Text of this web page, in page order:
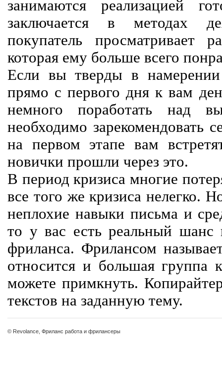
занимаются реализацией
заключается в методах
покупатель просматривает
которая ему больше всего
Если вы тверды в
прямо с первого дня к вам
немного поработать над
необходимо зарекомендовать
на первом этапе вам
новички прошли через это.
В период кризиса многие
все того же кризиса нелегко.
неплохие навыки письма и
то у вас есть реальный шанс
фриланса. Фрилансом
относится и большая группа
можете примкнуть.
текстов на заданную тему.
© Revolance, Фриланс работа и фрилансеры